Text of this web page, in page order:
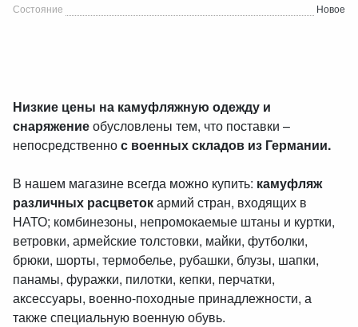
Состояние
Новое
Низкие цены на камуфляжную одежду и
снаряжениеобусловлены тем, что поставки –
непосредственнос военных складов из Германии.
В нашем магазине всегда можно купить: камуфляж
различных расцветокармий стран, входящих в
НАТО; комбинезоны, непромокаемые штаны и куртки,
ветровки, армейские толстовки, майки, футболки,
брюки, шорты, термобелье, рубашки, блузы, шапки,
панамы, фуражки, пилотки, кепки, перчатки,
аксессуары, военно-походные принадлежности, а
также специальную военную обувь.